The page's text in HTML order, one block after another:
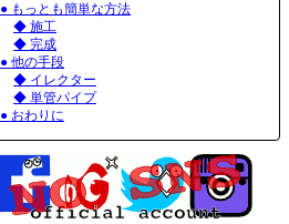
● もっとも簡単な方法
◆ 施工
◆ 完成
● 他の手段
◆ イレクター
◆ 単管パイプ
● おわりに